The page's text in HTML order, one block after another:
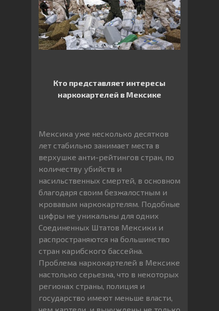
Кто представляет интересы
наркокартелей в Мексике
Мексика уже несколько десятков
лет стабильно занимает места в
верхушке анти-рейтингов стран, по
количеству убийств и
насильственных смертей, в основном
благодаря своим безжалостным и
кровавым наркокартелям. Подобные
цифры не уникальны для одних
Соединенных Штатов Мексики и
распространяются на большинство
стран карибского бассейна.
Проблема наркокартелей в Мексике
настолько серьезна, что в некоторых
регионах страны, полиция и
государство имеют меньше власти,